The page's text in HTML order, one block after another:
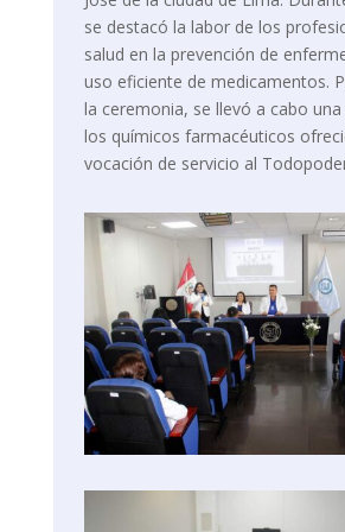
se destacó la labor de los
salud en la prevención de
uso eficiente de medicamentos.
la ceremonia, se llevó a cabo
los químicos farmacéuticos
vocación de servicio al